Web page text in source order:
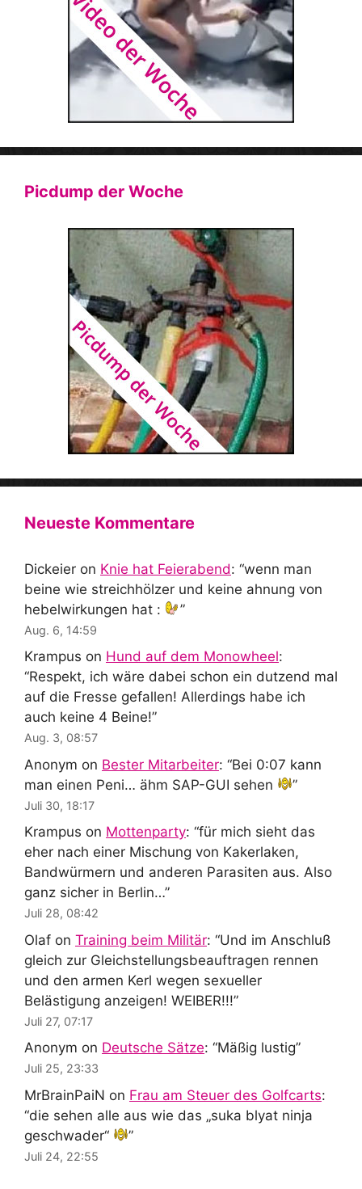
Picdump der Woche
Neueste Kommentare
Dickeier on Knie hat Feierabend: “wenn man
beine wie streichhölzer und keine ahnung von
hebelwirkungen hat :
”
Aug. 6, 14:59
Krampus on Hund auf dem Monowheel:
“Respekt, ich wäre dabei schon ein dutzend mal
auf die Fresse gefallen! Allerdings habe ich
auch keine 4 Beine!”
Aug. 3, 08:57
Anonym on Bester Mitarbeiter: “Bei 0:07 kann
man einen Peni… ähm SAP-GUI sehen
”
Juli 30, 18:17
Krampus on Mottenparty: “für mich sieht das
eher nach einer Mischung von Kakerlaken,
Bandwürmern und anderen Parasiten aus. Also
ganz sicher in Berlin…”
Juli 28, 08:42
Olaf on Training beim Militär: “Und im Anschluß
gleich zur Gleichstellungsbeauftragen rennen
und den armen Kerl wegen sexueller
Belästigung anzeigen! WEIBER!!!”
Juli 27, 07:17
Anonym on Deutsche Sätze: “Mäßig lustig”
Juli 25, 23:33
MrBrainPaiN on Frau am Steuer des Golfcarts:
“die sehen alle aus wie das „suka blyat ninja
geschwader“
”
Juli 24, 22:55